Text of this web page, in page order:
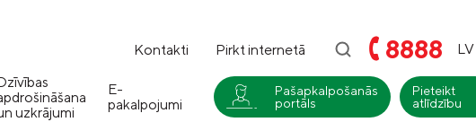
Kontakti Pirkt internetā 8888 LV
uzkrājumi
E-
pakalpojumi
Pašapkalpošanās
portāls
Pieteikt
atlīdzību